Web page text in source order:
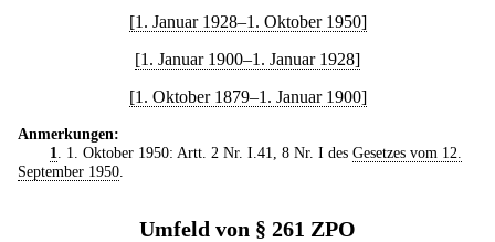
[1. Januar 1928–1. Oktober 1950]
[1. Januar 1900–1. Januar 1928]
[1. Oktober 1879–1. Januar 1900]
Anmerkungen:
1
. 1. Oktober 1950: Artt. 2 Nr. I.41, 8 Nr. I des Gesetzes vom 12.
September 1950
Umfeld von § 261 ZPO